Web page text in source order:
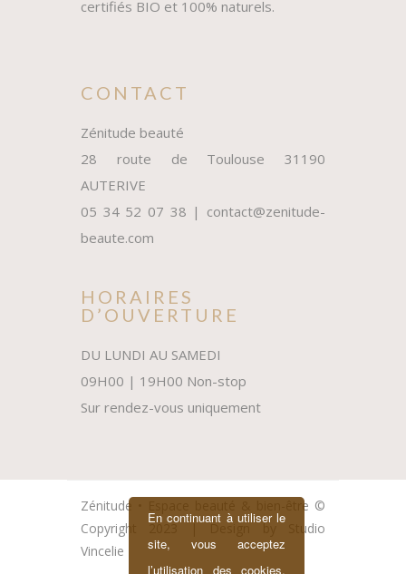
certifiés BIO et 100% naturels.
CONTACT
Zénitude beauté
28 route de Toulouse 31190
AUTERIVE
05 34 52 07 38 | contact@zenitude-
beaute.com
HORAIRES
D’OUVERTURE
DU LUNDI AU SAMEDI
09H00 | 19H00 Non-stop
Sur rendez-vous uniquement
Zénitude • Espace beauté & bien-être ©
Copyright 2023 | Design by
Studio
Vincelie
En continuant à utiliser le
site, vous acceptez
l’utilisation des cookies.